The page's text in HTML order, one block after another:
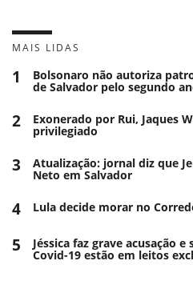
MAIS LIDAS
1 Bolsonaro não autoriza
de Salvador pelo segundo
2 Exonerado por Rui, Jaques
privilegiado
3 Atualização: jornal diz que
Neto em Salvador
4 Lula decide morar no
5 Jéssica faz grave acusação
Covid-19 estão em leitos